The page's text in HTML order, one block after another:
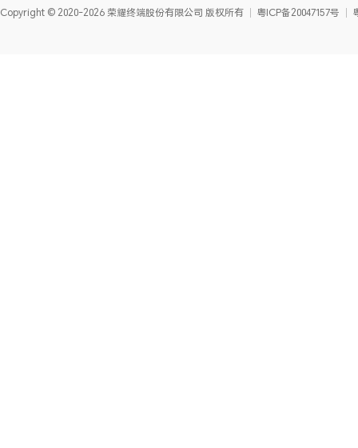
Copyright © 2020-2026 荣耀终端股份有限公司 版权所有 粤ICP备20047157号